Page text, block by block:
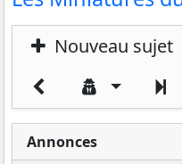
Nouveau sujet
Annonces